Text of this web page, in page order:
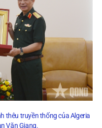
thêu truyền thống của Algeria
Văn Giang.